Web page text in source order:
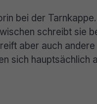
bei der
schreibt sie
aber auch
sich hauptsächlich